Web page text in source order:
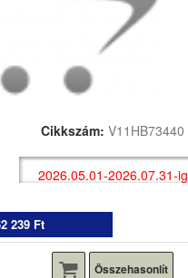
Cikkszám: V11HB73440
2026.05.01-2026.07.31-ig
239 Ft
Összehasonlít